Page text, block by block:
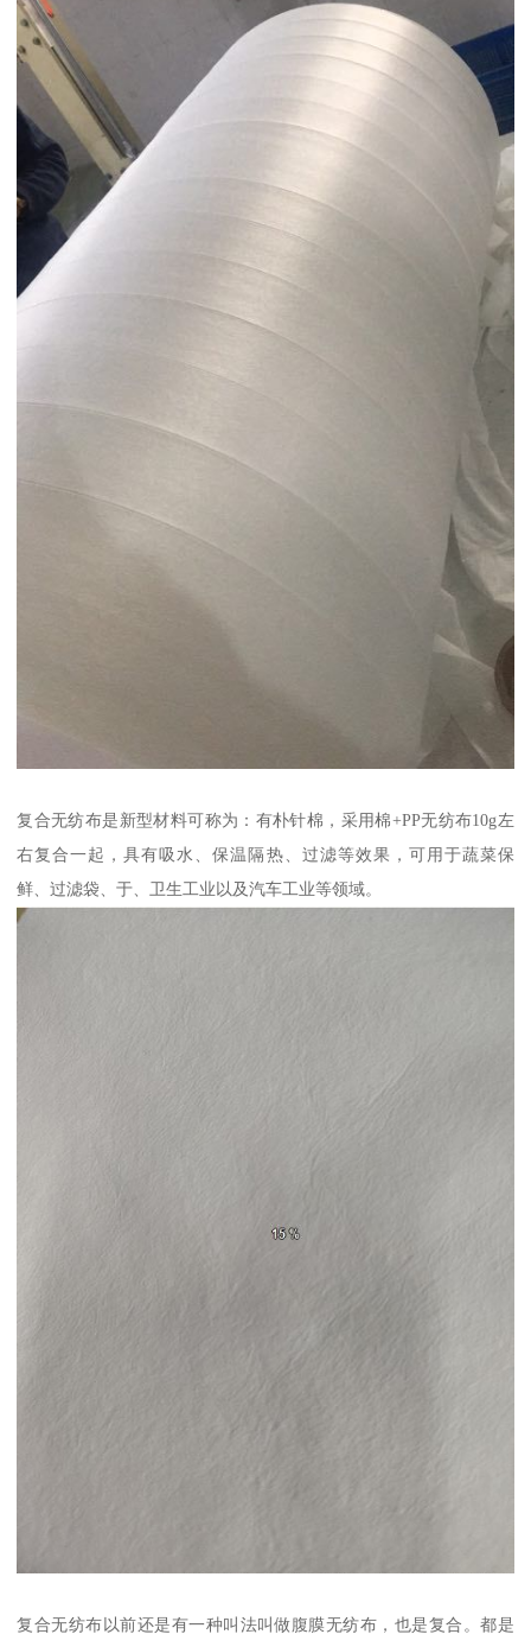
复合无纺布是新型材料可称为：有朴针棉，采用棉+PP无纺布10g左
右复合一起，具有吸水、保温隔热、过滤等效果，可用于蔬菜保
鲜、过滤袋、于、卫生工业以及汽车工业等领域。
复合无纺布以前还是有一种叫法叫做腹膜无纺布，也是复合。都是